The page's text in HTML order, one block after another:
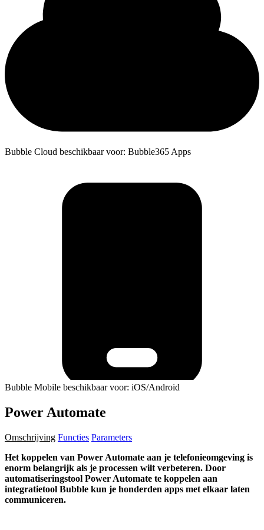
Bubble Cloud beschikbaar voor: Bubble365 Apps
Bubble Mobile beschikbaar voor: iOS/Android
Power Automate
Omschrijving Functies Parameters
Het koppelen van Power Automate aan je telefonieomgeving is
enorm belangrijk als je processen wilt verbeteren. Door
automatiseringstool Power Automate te koppelen aan
integratietool Bubble kun je honderden apps met elkaar laten
communiceren.